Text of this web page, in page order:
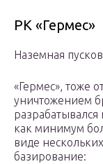
РК «Гермес»
Наземная
«Гермес», тоже
уничтожением
как минимум
виде
базирование: